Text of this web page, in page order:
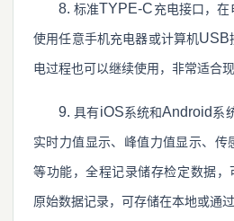
8.标准TYPE-C 充电接口，在
使用任意手机充电器或计算机USB
电过程也可以继续使用，非常适合现
9.具有iOS系统和Android 系
实时力值显示、峰值力值显示、传
等功能，全程记录储存检定数据，
原始数据记录，可存储在本地或通